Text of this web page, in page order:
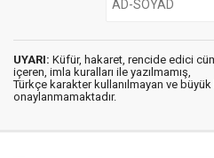
UYARI: Küfür, hakaret, rencide edici
içeren, imla kuralları ile yazılmamış,
Türkçe karakter kullanılmayan ve
onaylanmamaktadır.